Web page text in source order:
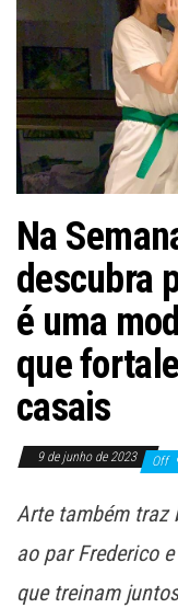
Na
descubra
é uma
que
casais
9 de junho de 2023 Off
Arte também traz
ao par Frederico
que treinam juntos